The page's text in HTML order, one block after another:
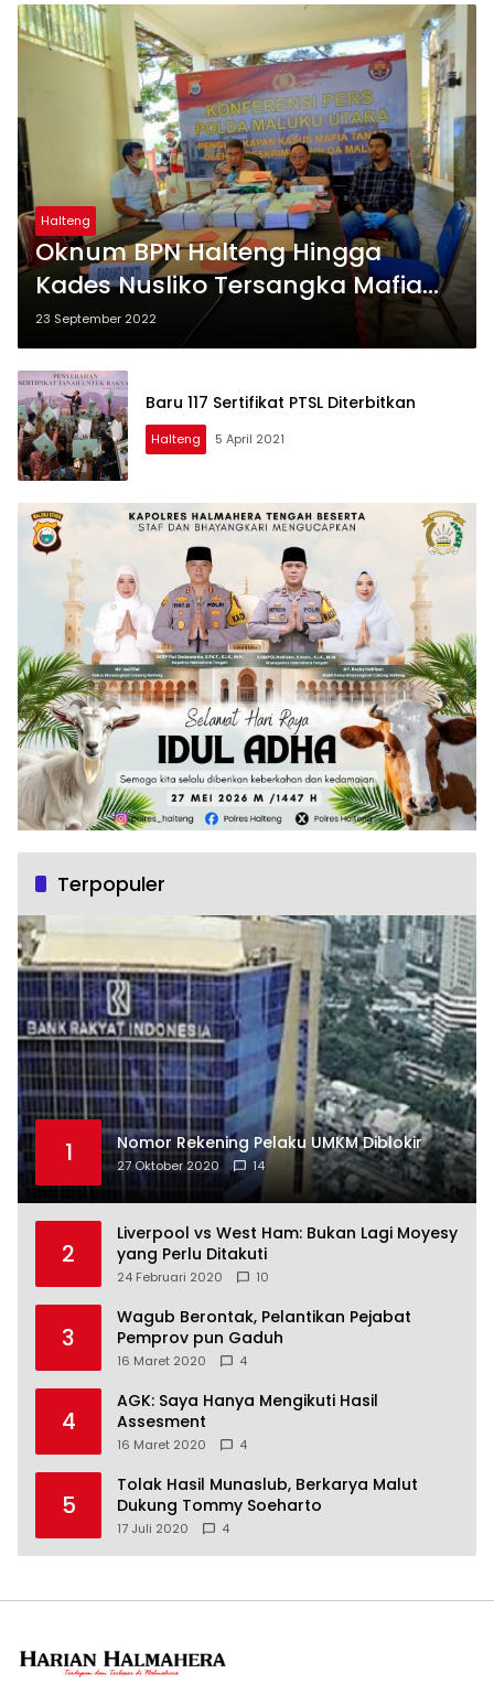
Halteng
Oknum BPN Halteng Hingga
Kades Nusliko Tersangka Mafia
Tanah
23 September 2022
Baru 117 Sertifikat PTSL Diterbitkan
Halteng 5 April 2021
Terpopuler
1 Nomor Rekening Pelaku UMKM Diblokir
27 Oktober 2020 14
2
Liverpool vs West Ham: Bukan Lagi Moyesy
yang Perlu Ditakuti
24 Februari 2020 10
3
Wagub Berontak, Pelantikan Pejabat
Pemprov pun Gaduh
16 Maret 2020 4
4
AGK: Saya Hanya Mengikuti Hasil
Assesment
16 Maret 2020 4
5
Tolak Hasil Munaslub, Berkarya Malut
Dukung Tommy Soeharto
17 Juli 2020 4